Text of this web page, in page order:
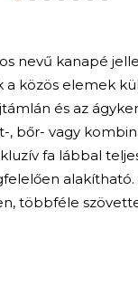
nevű kanapé
a közös elemek
és az
, bőr- vagy
fa lábbal
többféle